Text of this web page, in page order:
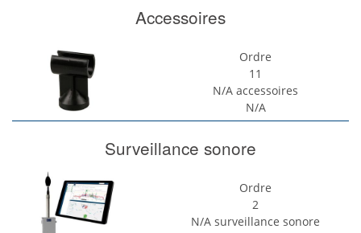
Accessoires
Ordre
11
N/A accessoires
N/A
Surveillance sonore
Ordre
2
N/A surveillance sonore